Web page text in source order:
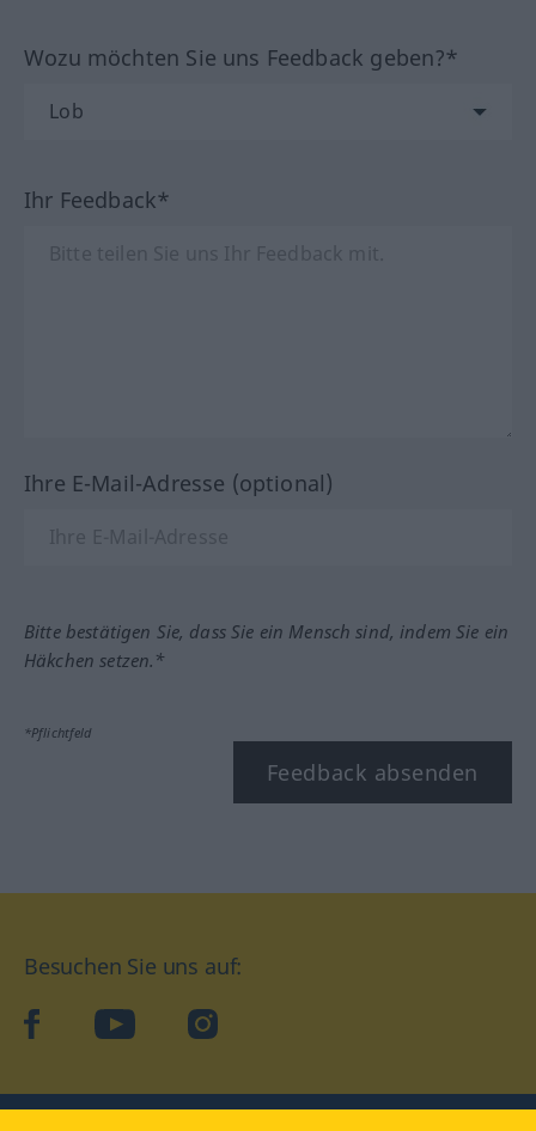
Wozu möchten Sie uns Feedback geben?*
Ihr Feedback*
Ihre E-Mail-Adresse (optional)
Bitte bestätigen Sie, dass Sie ein Mensch sind, indem Sie ein
Häkchen setzen.*
*Pflichtfeld
Feedback absenden
Besuchen Sie uns auf:
facebookYouTube Instagram